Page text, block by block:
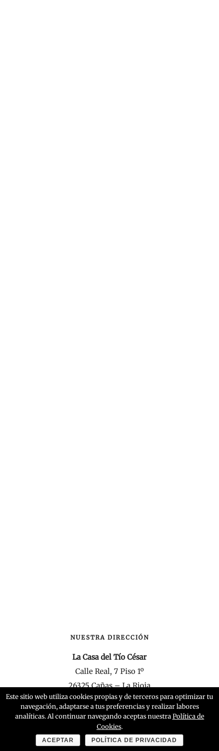
NUESTRA DIRECCIÓN
La Casa del Tío César
Calle Real, 7 Piso 1º
26325 Cañas – La Rioja
RESERVAS
Tel.: +34 (0)626 64 23 29
Este sitio web utiliza cookies propias y de terceros para optimizar tu
navegación, adaptarse a tus preferencias y realizar labores
analíticas. Al continuar navegando aceptas nuestraPolítica de
Cookies.
ACEPTAR POLÍTICA DE PRIVACIDAD